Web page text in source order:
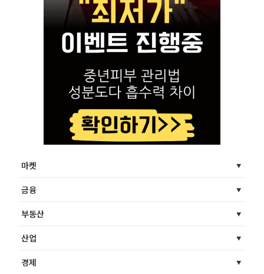
마켓
금융
부동산
산업
경제